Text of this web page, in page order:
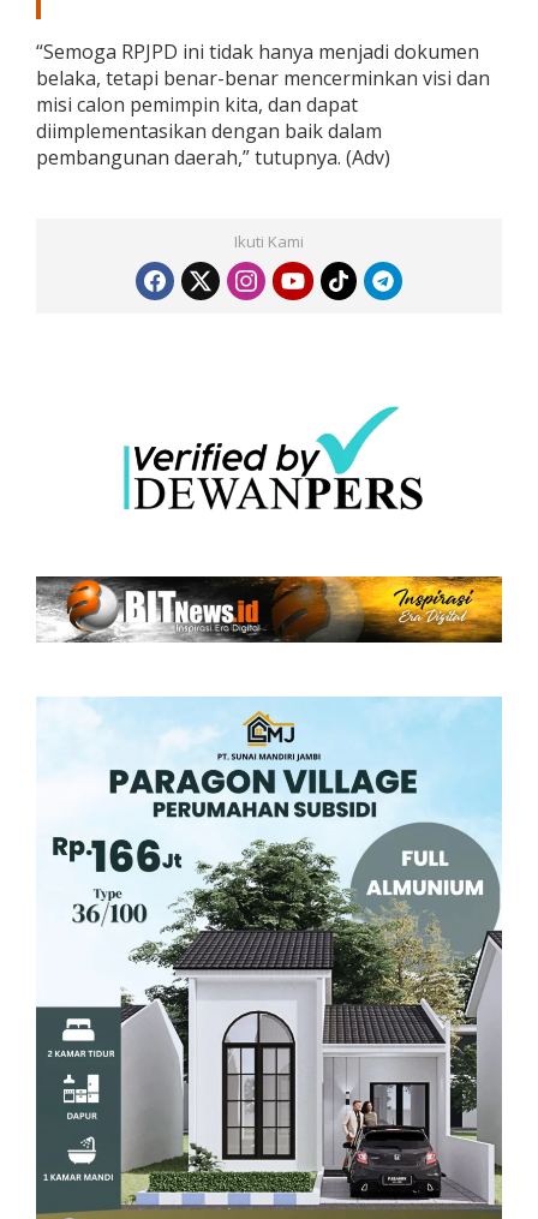
“Semoga RPJPD ini tidak hanya menjadi dokumen
belaka, tetapi benar-benar mencerminkan visi dan
misi calon pemimpin kita, dan dapat
diimplementasikan dengan baik dalam
pembangunan daerah,” tutupnya. (Adv)
Ikuti Kami